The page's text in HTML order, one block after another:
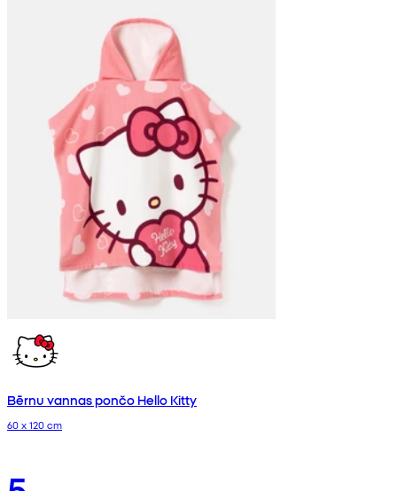
Bērnu vannas pončo Hello Kitty
60 x 120 cm